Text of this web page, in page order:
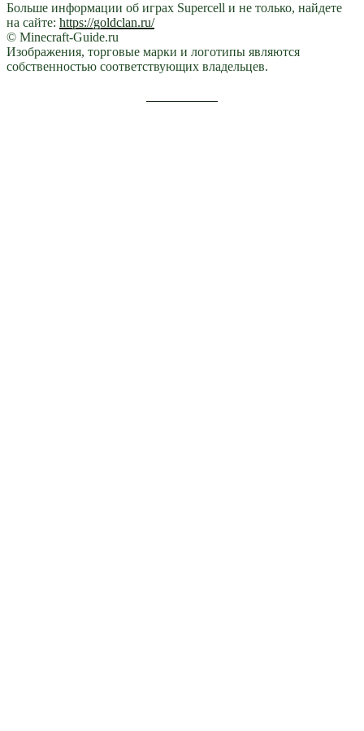
Больше информации об играх Supercell и не только, найдете
на сайте: https://goldclan.ru/
© Minecraft-Guide.ru
Изображения, торговые марки и логотипы являются
собственностью соответствующих владельцев.